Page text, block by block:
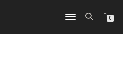
DÉPLIER
NAVIGATION
0